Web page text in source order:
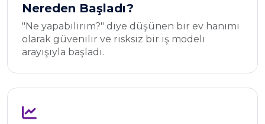
Nereden Başladı?
"Ne yapabilirim?" diye düşünen bir ev hanımı
olarak güvenilir ve risksiz bir iş modeli
arayışıyla başladı.